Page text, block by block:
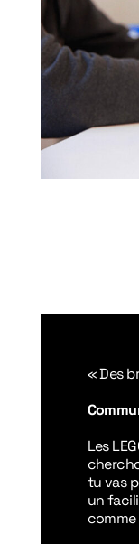
«Des
Les
tu vas
un